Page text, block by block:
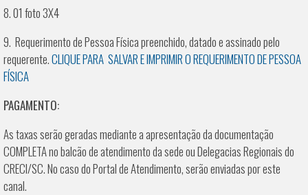
8. 01 foto 3X4
9. Requerimento de Pessoa Física preenchido, datado e assinado pelo
requerente.CLIQUE PARA SALVAR E IMPRIMIR O REQUERIMENTO DE PESSOA
FÍSICA
PAGAMENTO:
As taxas serão geradas mediante a apresentação da documentação
COMPLETA no balcão de atendimento da sede ou Delegacias Regionais do
CRECI/SC. No caso do Portal de Atendimento, serão enviadas por este
canal.